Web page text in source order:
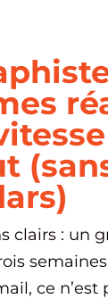
clairs : un
ce n’est